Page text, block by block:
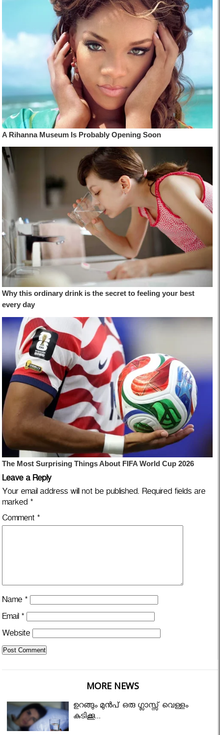
Leave a Reply
Your email address will not be published. Required fields are
marked *
Comment *
Name *
Email *
Website
MORE NEWS
ഉറങ്ങും മുന്‍പ് ഒരു ഗ്ലാസ്സ് വെള്ളം
കുടിക്കൂ...